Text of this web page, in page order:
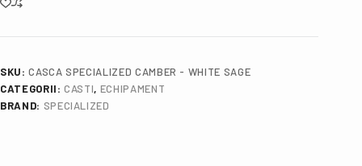
SKU:CASCA SPECIALIZED CAMBER - WHITE SAGE
CATEGORII:CASTI, ECHIPAMENT
BRAND: SPECIALIZED